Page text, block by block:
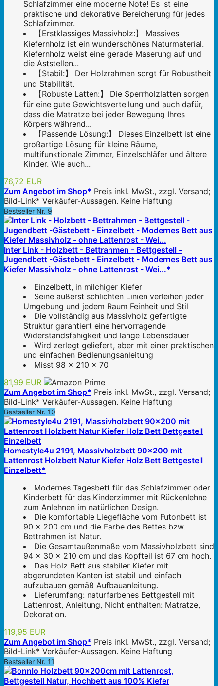
Schlafzimmer eine moderne Note! Es ist eine
praktische und dekorative Bereicherung für jedes
Schlafzimmer.
【Erstklassiges Massivholz:】 Massives
Kiefernholz ist ein wunderschönes Naturmaterial.
Kiefernholz weist eine gerade Maserung auf und
die Aststellen...
【Stabil:】 Der Holzrahmen sorgt für Robustheit
und Stabilität.
【Robuste Latten:】 Die Sperrholzlatten sorgen
für eine gute Gewichtsverteilung und auch dafür,
dass die Matratze bei jeder Bewegung Ihres
Körpers während...
【Passende Lösung:】 Dieses Einzelbett ist eine
großartige Lösung für kleine Räume,
multifunktionale Zimmer, Einzelschläfer und ältere
Kinder. Wie auch...
76,72 EUR
Zum Angebot im Shop* Preis inkl. MwSt., zzgl. Versand;
Bild-Link* Verkäufer-Aussagen. Keine Haftung
Bestseller Nr. 9
Inter Link - Holzbett - Bettrahmen - Bettgestell -
Jugendbett -Gästebett - Einzelbett - Modernes Bett aus
Kiefer Massivholz - ohne Lattenrost - Wei...*
Einzelbett, in milchiger Kiefer
Seine äußerst schlichten Linien verleihen jeder
Umgebung und jedem Raum Feinheit und Stil
Die vollständig aus Massivholz gefertigte
Struktur garantiert eine hervorragende
Widerstandsfähigkeit und lange Lebensdauer
Wird zerlegt geliefert, aber mit einer praktischen
und einfachen Bedienungsanleitung
Misst 98 x 210 x 70
81,99 EUR
Zum Angebot im Shop* Preis inkl. MwSt., zzgl. Versand;
Bild-Link* Verkäufer-Aussagen. Keine Haftung
Bestseller Nr. 10
Homestyle4u 2191, Massivholzbett 90x200 mit
Lattenrost Holzbett Natur Kiefer Holz Bett Bettgestell
Einzelbett*
Modernes Tagesbett für das Schlafzimmer oder
Kinderbett für das Kinderzimmer mit Rückenlehne
zum Anlehnen im natürlichen Design.
Die komfortable Liegefläche vom Futonbett ist
90 x 200 cm und die Farbe des Bettes bzw.
Bettrahmen ist Natur.
Die Gesamtaußenmaße vom Massivholzbett sind
94 x 30 x 210 cm und das Kopfteil ist 67 cm hoch.
Das Holz Bett aus stabiler Kiefer mit
abgerundeten Kanten ist stabil und einfach
aufzubauen gemäß Aufbauanleitung.
Lieferumfang: naturfarbenes Bettgestell mit
Lattenrost, Anleitung, Nicht enthalten: Matratze,
Dekoration.
119,95 EUR
Zum Angebot im Shop* Preis inkl. MwSt., zzgl. Versand;
Bild-Link* Verkäufer-Aussagen. Keine Haftung
Bestseller Nr. 11